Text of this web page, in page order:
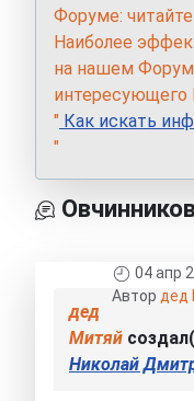
Форуме:
Наиболее
на нашем
интересующего
" Как искать
"
04 апр
Автор дед
дед
Митяй
Николай